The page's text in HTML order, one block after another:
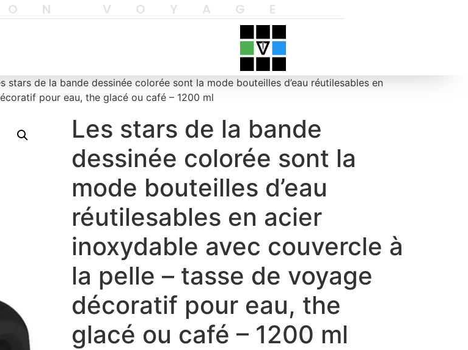
VOYAGE
stars de la bande dessinée colorée sont la mode bouteilles d’eau réutilesables en
pour eau, the glacé ou café – 1200 ml
Les stars de la bande
dessinée colorée sont la
mode bouteilles d’eau
réutilesables en acier
inoxydable avec couvercle à
la pelle – tasse de voyage
décoratif pour eau, the
glacé ou café – 1200 ml